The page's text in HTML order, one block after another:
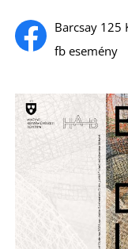
Barcsay 125
fb esemény